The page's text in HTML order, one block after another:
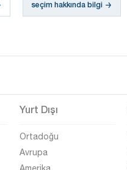
seçim hakkında bilgi
Yurt Dışı
Ortadoğu
Avrupa